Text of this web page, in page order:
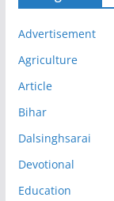
Advertisement
Agriculture
Article
Bihar
Dalsinghsarai
Devotional
Education